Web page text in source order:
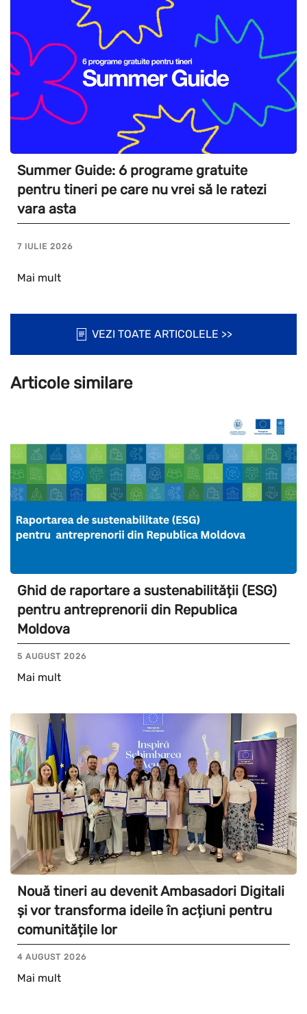
Summer Guide: 6 programe gratuite
pentru tineri pe care nu vrei să le ratezi
vara asta
7 IULIE 2026
Mai mult
VEZI TOATE ARTICOLELE >>
Articole similare
Ghid de raportare a sustenabilității (ESG)
pentru antreprenorii din Republica
Moldova
5 AUGUST 2026
Mai mult
Nouă tineri au devenit Ambasadori Digitali
și vor transforma ideile în acțiuni pentru
comunitățile lor
4 AUGUST 2026
Mai mult